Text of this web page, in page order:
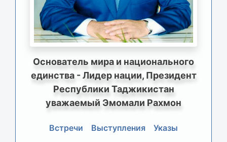
Основатель мира и национального
единства - Лидер нации, Президент
Республики Таджикистан
уважаемый Эмомали Рахмон
Встречи Выступления
Указы